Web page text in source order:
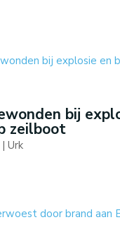
bij
zeilboot
| Urk